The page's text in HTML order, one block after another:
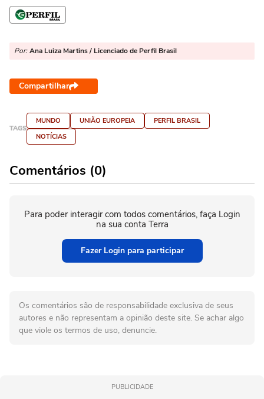
Por: Ana Luiza Martins / Licenciado de Perfil Brasil
Compartilhar
TAGS
MUNDO UNIÃO EUROPEIA
PERFIL BRASIL
NOTÍCIAS
Comentários (0)
Para poder interagir com todos comentários, faça Login
na sua conta Terra
Fazer Login para participar
Os comentários são de responsabilidade exclusiva de seus
autores e não representam a opinião deste site. Se achar algo
que viole os termos de uso, denuncie.
PUBLICIDADE